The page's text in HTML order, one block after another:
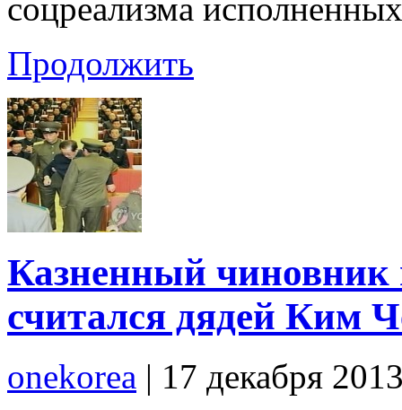
соцреализма
Продолжить
Казненный чиновник
считался дядей Ким
onekorea | 17 декабря